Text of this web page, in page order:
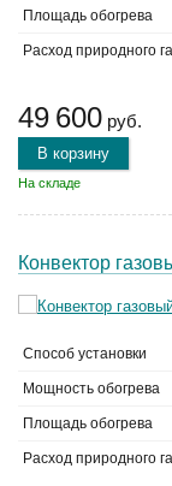
Площадь обогрева
Расход природного
49 600 руб.
В корзину
На складе
Конвектор
Способ установки
Мощность обогрева
Площадь обогрева
Расход природного